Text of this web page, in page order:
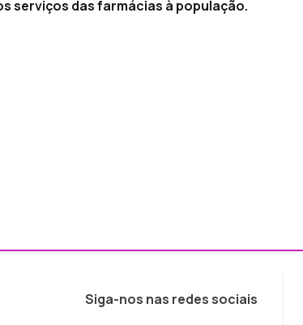
serviços das farmácias à população.
Siga-nos nas redes sociais